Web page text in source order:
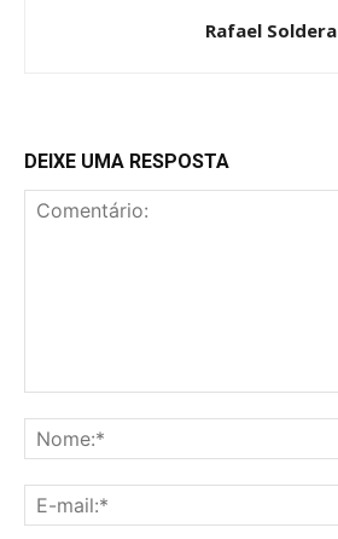
Rafael Soldera
DEIXE UMA RESPOSTA